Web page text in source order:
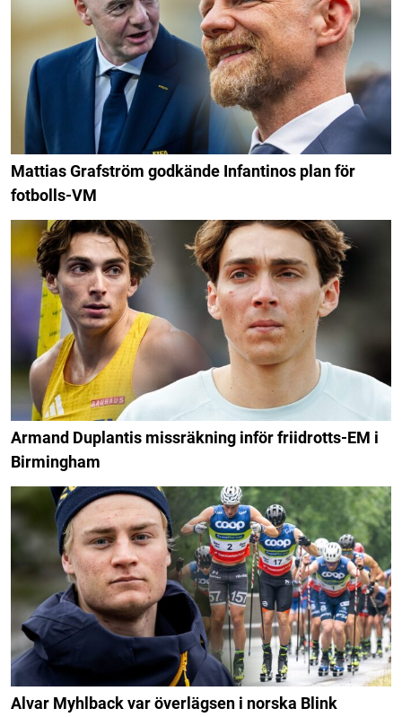
Mattias Grafström godkände Infantinos plan för
fotbolls-VM
Armand Duplantis missräkning inför friidrotts-EM i
Birmingham
Alvar Myhlback var överlägsen i norska Blink